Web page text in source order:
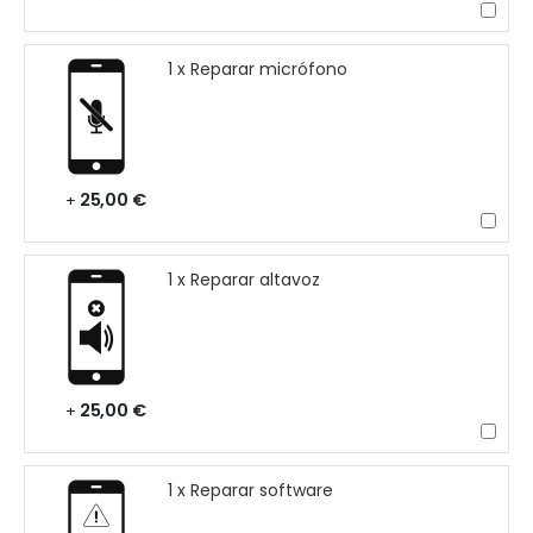
1 x Reparar micrófono
+ 25,00 €
1 x Reparar altavoz
+ 25,00 €
1 x Reparar software